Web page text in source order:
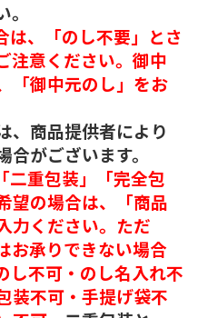
は、「のし不要」とさ
注意ください。御中
「御中元のし」をお
、商品提供者により
がございます。
二重包装」「完全包
望の場合は、「商品
力ください。ただ
お承りできない場合
し不可・のし名入れ不
装不可・手提げ袋不